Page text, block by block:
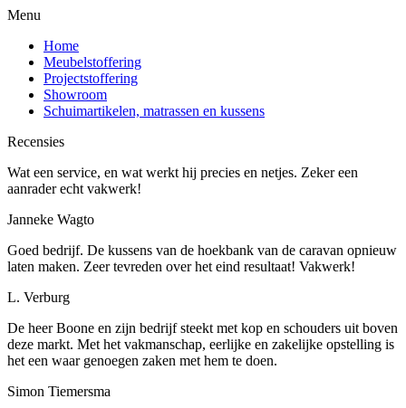
Menu
Home
Meubelstoffering
Projectstoffering
Showroom
Schuimartikelen, matrassen en kussens
Recensies
Wat een service, en wat werkt hij precies en netjes. Zeker een
aanrader echt vakwerk!
Janneke Wagto
Goed bedrijf. De kussens van de hoekbank van de caravan opnieuw
laten maken. Zeer tevreden over het eind resultaat! Vakwerk!
L. Verburg
De heer Boone en zijn bedrijf steekt met kop en schouders uit boven
deze markt. Met het vakmanschap, eerlijke en zakelijke opstelling is
het een waar genoegen zaken met hem te doen.
Simon Tiemersma